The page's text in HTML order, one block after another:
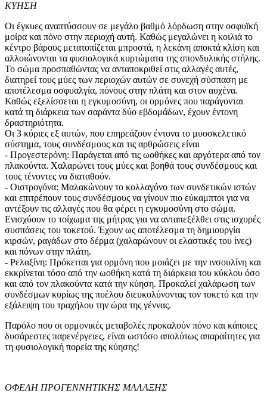
ΚΥΗΣΗ
Οι έγκυες αναπτύσσουν σε μεγάλο βαθμό λόρδωση στην οσφυϊκή
μοίρα και πόνο στην περιοχή αυτή. Καθώς μεγαλώνει η κοιλιά το
κέντρο βάρους μετατοπίζεται μπροστά, η λεκάνη αποκτά κλίση και
αλλοιώνονται τα φυσιολογικά κυρτώματα της σπονδυλικής στήλης.
Το σώμα προσπαθώντας να ανταποκριθεί στις αλλαγές αυτές,
διατηρεί τους μύες των περιοχών αυτών σε συνεχή σύσπαση με
αποτέλεσμα οσφυαλγία, πόνους στην πλάτη και στον αυχένα.
Καθώς εξελίσσεται η εγκυμοσύνη, οι ορμόνες που παράγονται
κατά τη διάρκεια των σαράντα δύο εβδομάδων, έχουν έντονη
δραστηριότητα.
Οι 3 κύριες εξ αυτών, που επηρεάζουν έντονα το μυοσκελετικό
σύστημα, τους συνδέσμους και τις αρθρώσεις είναι
- Προγεστερόνη: Παράγεται από τις ωοθήκες και αργότερα από τον
πλακούντα. Χαλαρώνει τους μύες και βοηθά τους συνδέσμους και
τους τένοντες να διαταθούν.
- Οιστρογόνα: Μαλακώνουν το κολλαγόνο των συνδετικών ιστών
και επιτρέπουν τους συνδέσμους να γίνουν πιο εύκαμπτοι για να
αντέξουν τις αλλαγές που θα φέρει η εγκυμοσύνη στο σώμα.
Ενισχύουν το τοίχωμα της μήτρας για να ανταπεξέλθει στις ισχυρές
συσπάσεις του τοκετού. Έχουν ως αποτέλεσμα τη δημιουργία
κιρσών, ραγάδων στο δέρμα (χαλαρώνουν οι ελαστικές του ίνες)
και πόνων στην πλάτη.
- Ρελαξίνη: Πρόκειται για ορμόνη που μοιάζει με την ινσουλίνη και
εκκρίνεται τόσο από την ωοθήκη κατά τη διάρκεια του κύκλου όσο
και από τον πλακούντα κατά την κύηση. Προκαλεί χαλάρωση των
συνδέσμων κυρίως της πυέλου διευκολύνοντας τον τοκετό και την
εξάλειψη του τραχήλου την ώρα της γέννας.
Παρόλο που οι ορμονικές μεταβολές προκαλούν πόνο και κάποιες
δυσάρεστες παρενέργειες, είναι ωστόσο απολύτως απαραίτητες για
τη φυσιολογική πορεία της κύησης!
ΟΦΕΛΗ ΠΡΟΓΕΝΝΗΤΙΚΗΣ ΜΑΛΑΞΗΣ